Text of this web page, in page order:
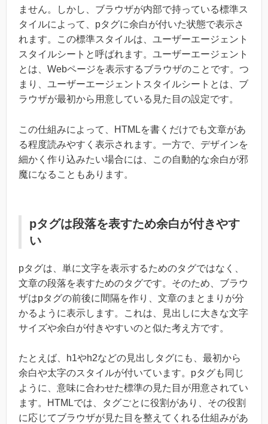
ません。しかし、ブラウザが内部で持っている標準ス
タイルによって、pタグに余白が付いた状態で表示さ
れます。この標準スタイルは、ユーザーエージェント
スタイルシートと呼ばれます。ユーザーエージェント
とは、Webページを表示するブラウザのことです。つ
まり、ユーザーエージェントスタイルシートとは、ブ
ラウザが最初から用意している見た目の設定です。
この仕組みによって、HTMLを書くだけでも文章があ
る程度読みやすく表示されます。一方で、デザインを
細かく作り込みたい場合には、この自動的な余白が邪
魔になることもあります。
pタグは段落を表すため余白が付きやす
い
pタグは、単に文字を表示するためのタグではなく、
文章の段落を表すためのタグです。そのため、ブラウ
ザはpタグの前後に間隔を作り、文章のまとまりが分
かるように表示します。これは、見出しに大きな文字
サイズや余白が付きやすいのと似た考え方です。
たとえば、h1やh2などの見出しタグにも、最初から
余白や太字のスタイルが付いています。pタグも同じ
ように、意味に合わせた標準の見た目が用意されてい
ます。HTMLでは、タグごとに役割があり、その役割
に応じてブラウザが見た目を整えてくれる仕組みがあ